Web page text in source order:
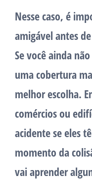
Nesse caso, é
amigável antes
Se você ainda
uma cobertura
melhor escolha.
comércios ou
acidente se eles
momento da
vai aprender